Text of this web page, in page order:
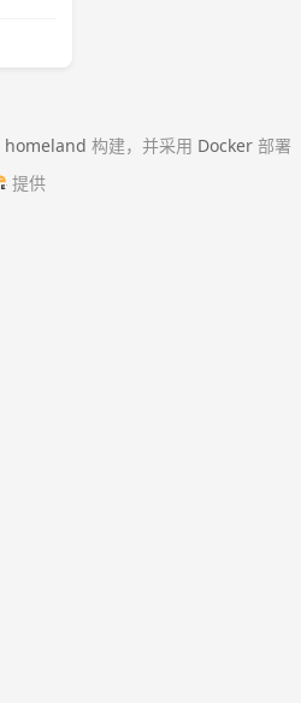
homeland 构建，并采用 Docker 部署
提供